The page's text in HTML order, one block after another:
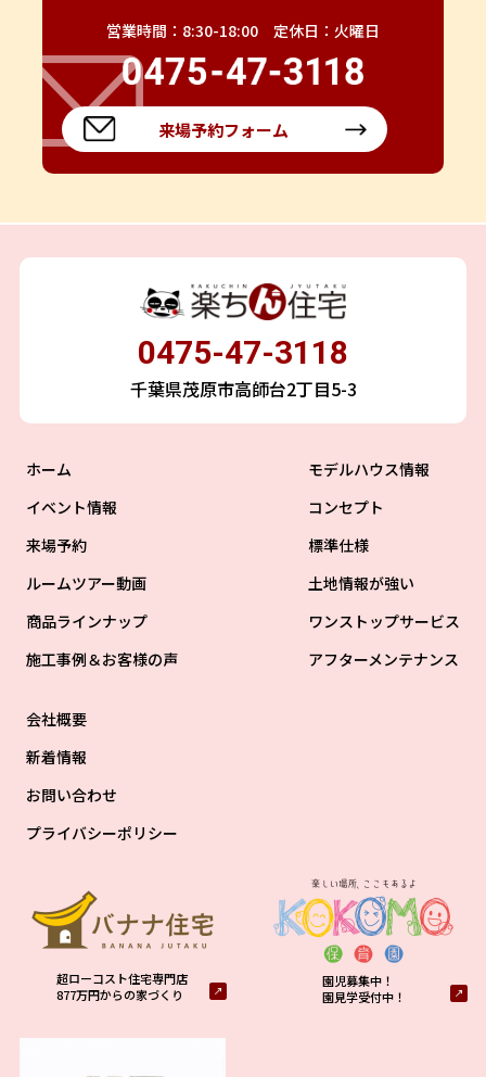
営業時間：8:30-18:00 定休日：火曜日
来場予約フォーム
0475-47-3118
千葉県茂原市高師台2丁目5-3
ホーム
イベント情報
来場予約
ルームツアー動画
商品ラインナップ
施工事例＆お客様の声
モデルハウス情報
コンセプト
標準仕様
土地情報が強い
ワンストップサービス
アフターメンテナンス
会社概要
新着情報
お問い合わせ
プライバシーポリシー
超ローコスト住宅専門店
877万円からの家づくり
園児募集中！
園見学受付中！